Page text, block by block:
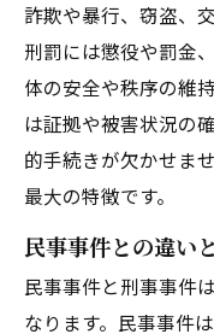
詐欺や暴行、窃盗、
刑罰には懲役や罰金
体の安全や秩序の維
は証拠や被害状況の
的手続きが欠かせま
最大の特徴です。
民事事件との違い
民事事件と刑事事件
なります。民事事件